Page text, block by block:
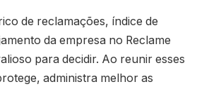
de reclamações, índice de
da empresa no Reclame
para decidir. Ao reunir esses
administra melhor as